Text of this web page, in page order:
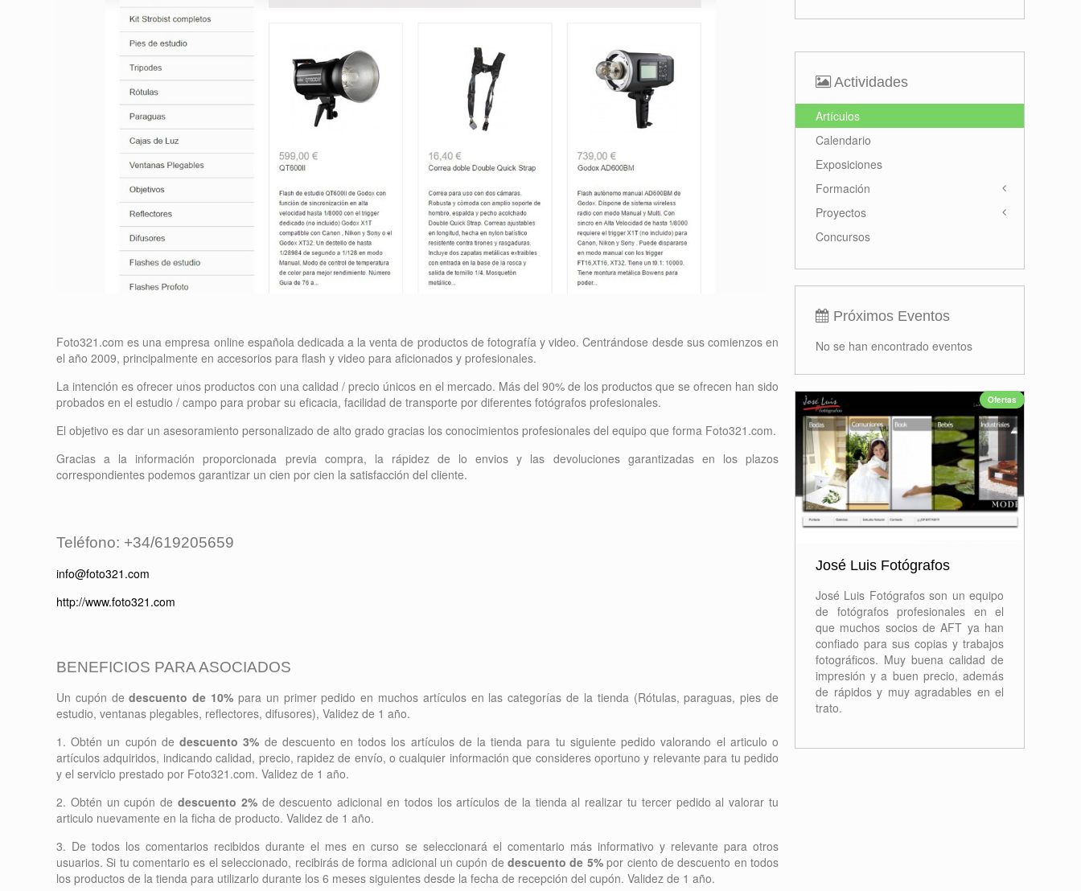
Foto321.com es una empresa online española dedicada a la venta de productos de fotografía y video. Centrándose desde sus comienzos en
el año 2009, principalmente en accesorios para flash y video para aficionados y profesionales.
La intención es ofrecer unos productos con una calidad / precio únicos en el mercado. Más del 90% de los productos que se ofrecen han sido
probados en el estudio / campo para probar su eficacia, facilidad de transporte por diferentes fotógrafos profesionales.
El objetivo es dar un asesoramiento personalizado de alto grado gracias los conocimientos profesionales del equipo que forma Foto321.com.
Gracias a la información proporcionada previa compra, la rápidez de lo envios y las devoluciones garantizadas en los plazos
correspondientes podemos garantizar un cien por cien la satisfacción del cliente.
Teléfono: +34/619205659
info@foto321.com
http://www.foto321.com
BENEFICIOS PARA ASOCIADOS
Un cupón de descuento de 10% para un primer pedido en muchos artículos en las categorías de la tienda (Rótulas, paraguas, pies de
estudio, ventanas plegables, reflectores, difusores), Validez de 1 año.
1. Obtén un cupón dedescuento 3% de descuento en todos los artículos de la tienda para tu siguiente pedido valorando el articulo o
artículos adquiridos, indicando calidad, precio, rapidez de envío, o cualquier información que consideres oportuno y relevante para tu pedido
y el servicio prestado por Foto321.com. Validez de 1 año.
2. Obtén un cupón de descuento 2%de descuento adicional en todos los artículos de la tienda al realizar tu tercer pedido al valorar tu
articulo nuevamente en la ficha de producto. Validez de 1 año.
3. De todos los comentarios recibidos durante el mes en curso se seleccionará el comentario más informativo y relevante para otros
usuarios. Si tu comentario es el seleccionado, recibirás de forma adicional un cupón dedescuento de 5%por ciento de descuento en todos
los productos de la tienda para utilizarlo durante los 6 meses siguientes desde la fecha de recepción del cupón. Validez de 1 año.
Actividades
Artículos
Calendario
Exposiciones
Formación
Proyectos
Concursos
Próximos Eventos
No se han encontrado eventos
Ofertas
José Luis Fotógrafos
José Luis Fotógrafos son un equipo
de fotógrafos profesionales en el
que muchos socios de AFT ya han
confiado para sus copias y trabajos
fotográficos. Muy buena calidad de
impresión y a buen precio, además
de rápidos y muy agradables en el
trato.